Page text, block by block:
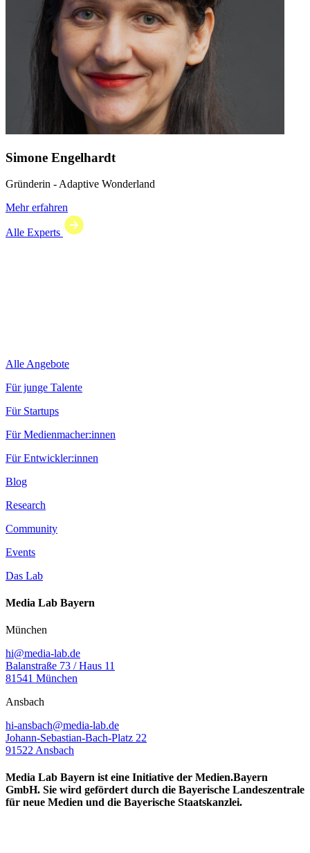
Simone Engelhardt
Gründerin - Adaptive Wonderland
Mehr erfahren
Alle Experts
Alle Angebote
Für junge Talente
Für Startups
Für Medienmacher:innen
Für Entwickler:innen
Blog
Research
Community
Events
Das Lab
Media Lab Bayern
München
hi@media-lab.de
Balanstraße 73 / Haus 11
81541 München
Ansbach
hi-ansbach@media-lab.de
Johann-Sebastian-Bach-Platz 22
91522 Ansbach
Media Lab Bayern ist eine Initiative der Medien.Bayern
GmbH. Sie wird gefördert durch die Bayerische Landeszentrale
für neue Medien und die Bayerische Staatskanzlei.